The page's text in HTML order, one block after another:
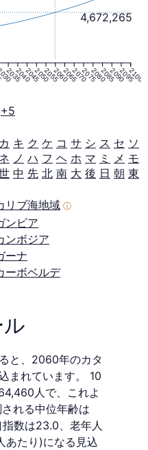
20352040204520502055206020652070207520802085209020952100
4,672,265
+5
カ キ ク ケ コ サ シ ス セ ソ
ネ ノ ハ フ ヘ ホ マ ミ メ モ
中 先 北 南 大 後 日 朝 東
リブ海地域 ⓘ
ンビア
ンボジア
ーナ
ーボベルデ
と、2060年のカタ
まれています。 10
人で、これよ
れる中位年齢は
数は23.0、老年人
あたり)になる見込